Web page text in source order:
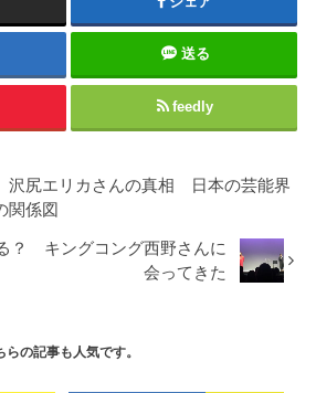
送る
feedly
尻エリカさんの真相 日本の芸能界
関係図
？ キングコング西野さんに
会ってきた
らの記事も人気です。